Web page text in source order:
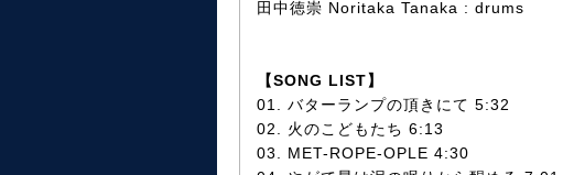
田中徳崇 Noritaka Tanaka : drums
【SONG LIST】
01. バターランプの頂きにて 5:32
02. 火のこどもたち 6:13
03. MET-ROPE-OPLE 4:30